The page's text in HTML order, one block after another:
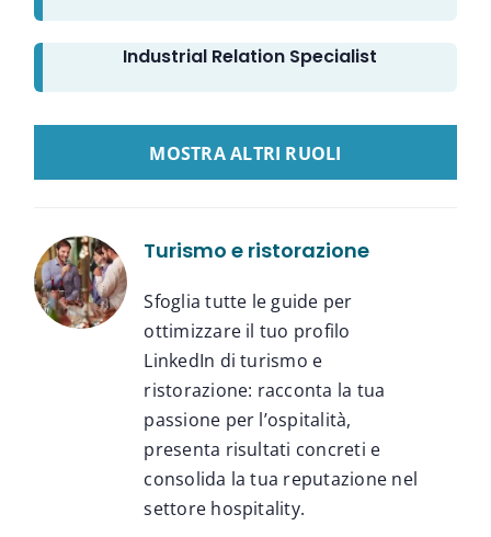
Industrial Relation Specialist
Turismo e ristorazione
Sfoglia tutte le guide per
ottimizzare il tuo profilo
LinkedIn di turismo e
ristorazione: racconta la tua
passione per l’ospitalità,
presenta risultati concreti e
consolida la tua reputazione nel
settore hospitality.